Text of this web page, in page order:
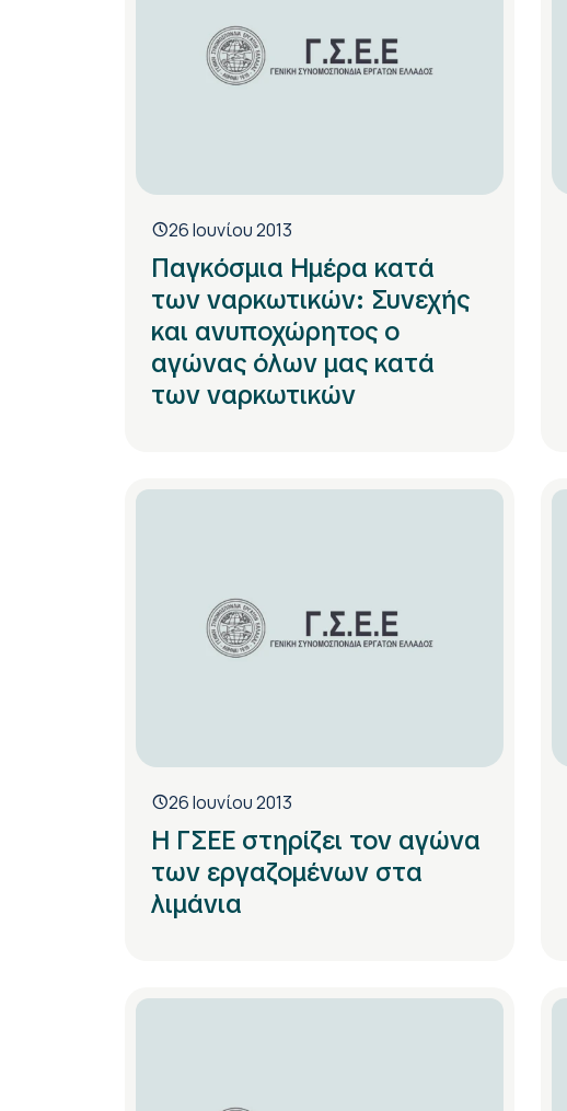
26 Ιουνίου 2013
Παγκόσμια Ημέρα κατά
των ναρκωτικών: Συνεχής
και ανυποχώρητος ο
αγώνας όλων μας κατά
των ναρκωτικών
26 Ιουνίου 2013
Η ΓΣΕΕ στηρίζει τον αγώνα
των εργαζομένων στα
λιμάνια